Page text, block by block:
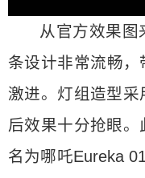
从官方效果图
条设计非常流畅，
激进。灯组造型
后效果十分抢眼
名为哪吒Eureka